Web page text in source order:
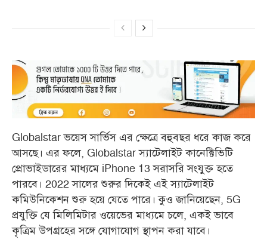
Globalstar ভয়েস সার্ভিস এর ক্ষেত্রে বহুবছর ধরে কাজ করে
আসছে। এর ফলে, Globalstar স্যাটেলাইট কানেক্টিভিটি
প্রোভাইডারের মাধ্যমে iPhone 13 সরাসরি সংযুক্ত হতে
পারবে। 2022 সালের শুরুর দিকেই এই স্যাটেলাইট
কমিউনিকেশন শুরু হয়ে যেতে পারে। কুও জানিয়েছেন, 5G
প্রযুক্তি যে মিলিমিটার ওয়েভের মাধ্যমে চলে, একই ভাবে
কৃত্রিম উপগ্রহের সঙ্গে যোগাযোগ স্থাপন করা যাবে।